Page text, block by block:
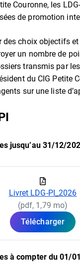
Couronne, les
de promotion
des choix objectifs
un nombre de
transmis par
du CIG Petite
sur une liste
jusqu’au 31/12/
Livret LDG-PI_2026
(pdf, 1,79 mo)
Télécharger
à compter du 01/